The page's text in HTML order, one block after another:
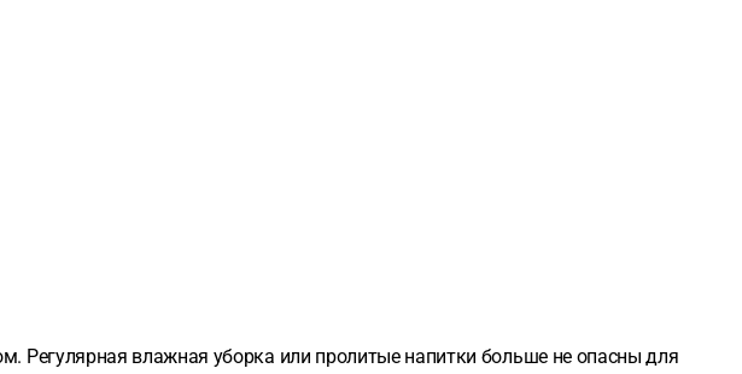
Регулярная влажная уборка или пролитые напитки больше не опасны для